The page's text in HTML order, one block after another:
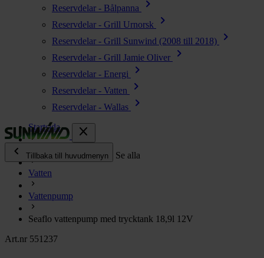
Reservdelar - Bålpanna chevron_right
Reservdelar - Grill Urnorsk chevron_right
Reservdelar - Grill Sunwind (2008 till 2018) chevron_right
Reservdelar - Grill Jamie Oliver chevron_right
Reservdelar - Energi chevron_right
Reservdelar - Vatten chevron_right
Reservdelar - Wallas
chevron_right
close
chevron_left
Tillbaka till huvudmenyn Se alla
Energi
Kök & Gasol
Värme chevron_right
Vatten chevron_right
Startsida
Vatten
Vattenpump
Seaflo vattenpump med trycktank 18,9l 12V
Art.nr 551237